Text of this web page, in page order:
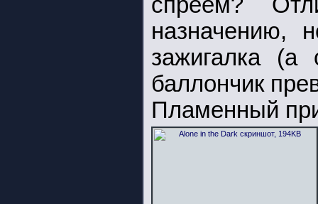
назначению,
зажигалка (а
баллончик
Пламенный